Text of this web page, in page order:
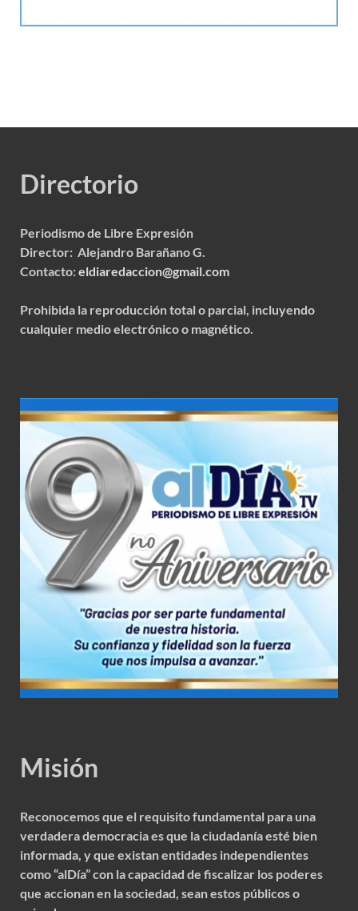
Directorio
Periodismo de Libre Expresión
Director: Alejandro Barañano G.
Contacto:eldiaredaccion@gmail.com
Prohibida la reproducción total o parcial, incluyendo
cualquier medio electrónico o magnético.
Misión
Reconocemos que el requisito fundamental para una
verdadera democracia es que la ciudadanía esté bien
informada, y que existan entidades independientes
como “alDía” con la capacidad de fiscalizar los poderes
que accionan en la sociedad, sean estos públicos o